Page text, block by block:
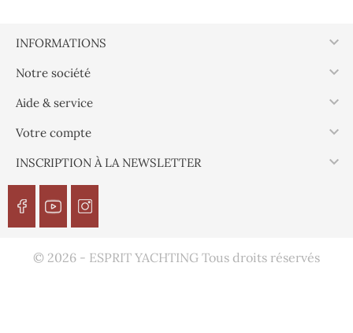
INFORMATIONS 
Notre société 
Aide & service 
Votre compte 
INSCRIPTION À LA NEWSLETTER 
© 2026 - ESPRIT YACHTING Tous droits réservés